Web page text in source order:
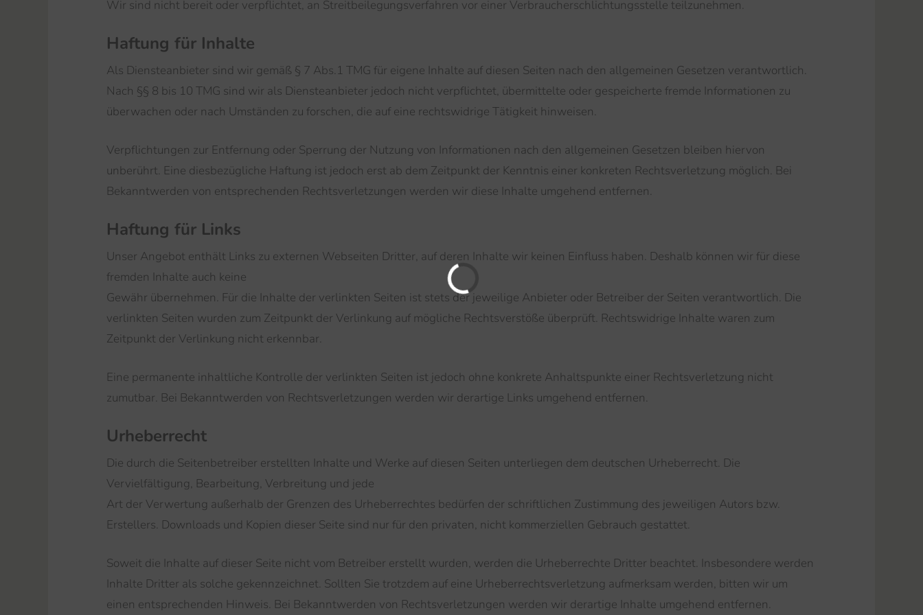
Wir sind nicht bereit oder verpflichtet, an Streitbeilegungsverfahren vor einer Verbraucherschlichtungsstelle teilzunehmen.
Haftung für Inhalte
Als Diensteanbieter sind wir gemäß § 7 Abs.1 TMG für eigene Inhalte auf diesen Seiten nach den allgemeinen Gesetzen verantwortlich.
Nach §§ 8 bis 10 TMG sind wir als Diensteanbieter jedoch nicht verpflichtet, übermittelte oder gespeicherte fremde Informationen zu
überwachen oder nach Umständen zu forschen, die auf eine rechtswidrige Tätigkeit hinweisen.
Verpflichtungen zur Entfernung oder Sperrung der Nutzung von Informationen nach den allgemeinen Gesetzen bleiben hiervon
unberührt. Eine diesbezügliche Haftung ist jedoch erst ab dem Zeitpunkt der Kenntnis einer konkreten Rechtsverletzung möglich. Bei
Bekanntwerden von entsprechenden Rechtsverletzungen werden wir diese Inhalte umgehend entfernen.
Haftung für Links
Unser Angebot enthält Links zu externen Webseiten Dritter, auf deren Inhalte wir keinen Einfluss haben. Deshalb können wir für diese
fremden Inhalte auch keine
Gewähr übernehmen. Für die Inhalte der verlinkten Seiten ist stets der jeweilige Anbieter oder Betreiber der Seiten verantwortlich. Die
verlinkten Seiten wurden zum Zeitpunkt der Verlinkung auf mögliche Rechtsverstöße überprüft. Rechtswidrige Inhalte waren zum
Zeitpunkt der Verlinkung nicht erkennbar.
Eine permanente inhaltliche Kontrolle der verlinkten Seiten ist jedoch ohne konkrete Anhaltspunkte einer Rechtsverletzung nicht
zumutbar. Bei Bekanntwerden von Rechtsverletzungen werden wir derartige Links umgehend entfernen.
Urheberrecht
Die durch die Seitenbetreiber erstellten Inhalte und Werke auf diesen Seiten unterliegen dem deutschen Urheberrecht. Die
Vervielfältigung, Bearbeitung, Verbreitung und jede
Art der Verwertung außerhalb der Grenzen des Urheberrechtes bedürfen der schriftlichen Zustimmung des jeweiligen Autors bzw.
Erstellers. Downloads und Kopien dieser Seite sind nur für den privaten, nicht kommerziellen Gebrauch gestattet.
Soweit die Inhalte auf dieser Seite nicht vom Betreiber erstellt wurden, werden die Urheberrechte Dritter beachtet. Insbesondere werden
Inhalte Dritter als solche gekennzeichnet. Sollten Sie trotzdem auf eine Urheberrechtsverletzung aufmerksam werden, bitten wir um
einen entsprechenden Hinweis. Bei Bekanntwerden von Rechtsverletzungen werden wir derartige Inhalte umgehend entfernen.